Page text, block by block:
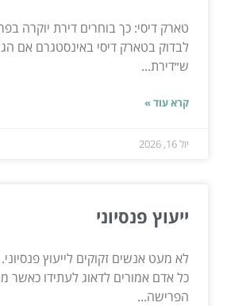
טארק דיסי: כך בוחרים דירת יוקרה
לבדוק בטארק דיסי באינסטגרם אם
ש״דירת...
קרא עוד »
יול 16, 2026
ייעוץ פנסיוני
לא מעט אנשים זקוקים לייעוץ
כל אדם אמורים לדאוג לעתידו כאשר
הפרישה...